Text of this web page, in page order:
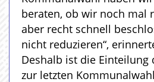
beraten, ob wir noch mal
aber recht schnell
nicht reduzieren“,
Deshalb ist die Einteilung
zur letzten